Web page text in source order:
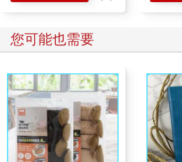
您可能也需要